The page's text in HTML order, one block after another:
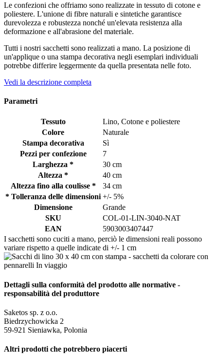
Le confezioni che offriamo sono realizzate in tessuto di cotone e
poliestere. L'unione di fibre naturali e sintetiche garantisce
durevolezza e robustezza nonché un'elevata resistenza alla
deformazione e all'abrasione del materiale.
Tutti i nostri sacchetti sono realizzati a mano. La posizione di
un'applique o una stampa decorativa negli esemplari individuali
potrebbe differire leggermente da quella presentata nelle foto.
Vedi la descrizione completa
Parametri
Tessuto
Lino, Cotone e poliestere
Colore
Naturale
Stampa decorativa
Sì
Pezzi per confezione
7
Larghezza *
30 cm
Altezza *
40 cm
Altezza fino alla coulisse *
34 cm
* Tolleranza delle dimensioni +/- 5%
Dimensione
Grande
SKU
COL-01-LIN-3040-NAT
EAN
5903003407447
I sacchetti sono cuciti a mano, perciò le dimensioni reali possono
variare rispetto a quelle indicate di +/- 1 cm
Dettagli sulla conformità del prodotto alle normative -
responsabilità del produttore
Saketos sp. z o.o.
Biedrzychowicka 2
59-921 Sieniawka, Polonia
Altri prodotti che potrebbero piacerti